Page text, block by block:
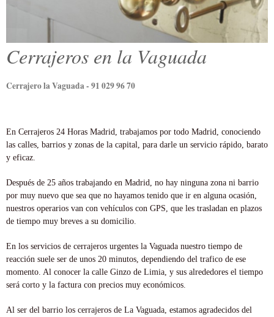
Cerrajeros en la Vaguada
Cerrajero la Vaguada - 91 029 96 70
En Cerrajeros 24 Horas Madrid, trabajamos por todo Madrid, conociendo
las calles, barrios y zonas de la capital, para darle un servicio rápido, barato
y eficaz.
Después de 25 años trabajando en Madrid, no hay ninguna zona ni barrio
por muy nuevo que sea que no hayamos tenido que ir en alguna ocasión,
nuestros operarios van con vehículos con GPS, que les trasladan en plazos
de tiempo muy breves a su domicilio.
En los servicios de cerrajeros urgentes la Vaguada nuestro tiempo de
reacción suele ser de unos 20 minutos, dependiendo del trafico de ese
momento. Al conocer la calle Ginzo de Limia, y sus alrededores el tiempo
será corto y la factura con precios muy económicos.
Al ser del barrio los cerrajeros de La Vaguada, estamos agradecidos del